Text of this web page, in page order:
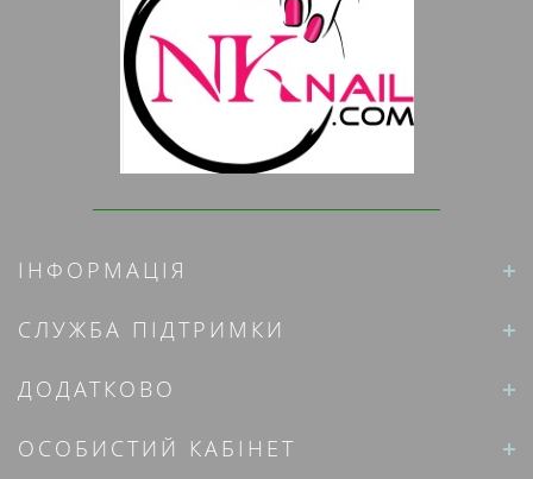
ІНФОРМАЦІЯ
СЛУЖБА ПІДТРИМКИ
ДОДАТКОВО
ОСОБИСТИЙ КАБІНЕТ